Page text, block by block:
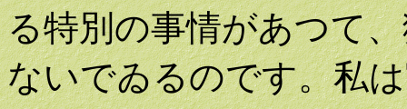
る特別の事情があつて
ないでゐるのです。私